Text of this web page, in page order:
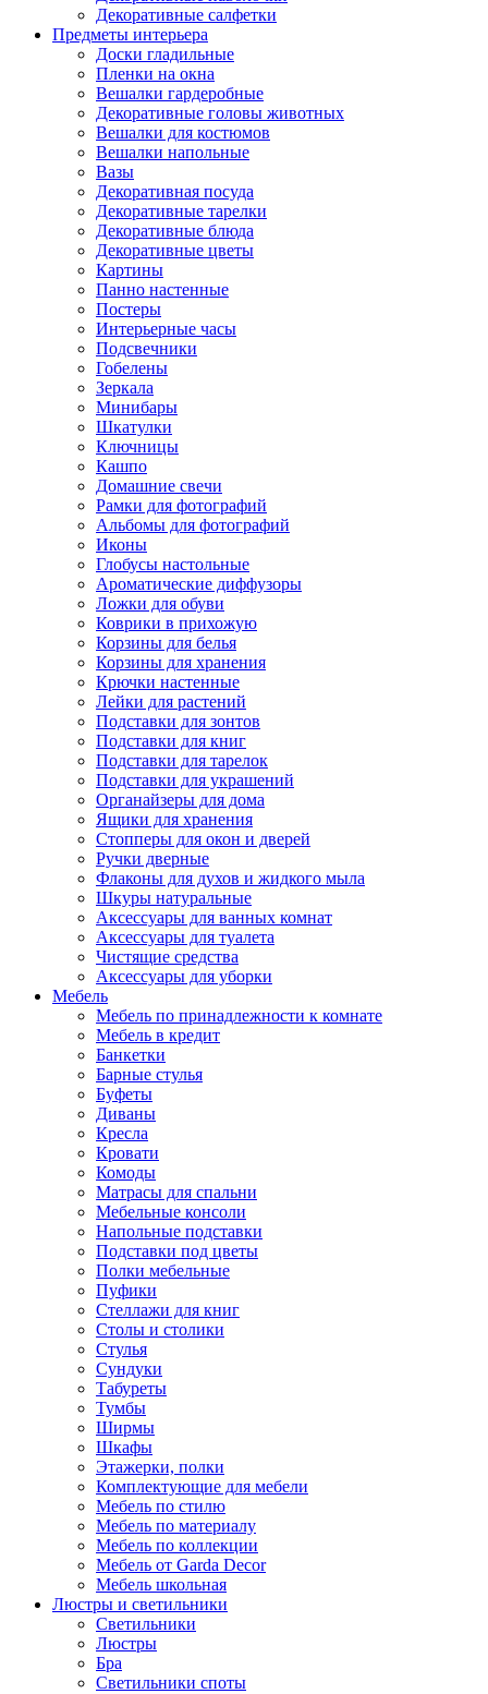
Декоративные салфетки
Предметы интерьера
Доски гладильные
Пленки на окна
Вешалки гардеробные
Декоративные головы животных
Вешалки для костюмов
Вешалки напольные
Вазы
Декоративная посуда
Декоративные тарелки
Декоративные блюда
Декоративные цветы
Картины
Панно настенные
Постеры
Интерьерные часы
Подсвечники
Гобелены
Зеркала
Минибары
Шкатулки
Ключницы
Кашпо
Домашние свечи
Рамки для фотографий
Альбомы для фотографий
Иконы
Глобусы настольные
Ароматические диффузоры
Ложки для обуви
Коврики в прихожую
Корзины для белья
Корзины для хранения
Крючки настенные
Лейки для растений
Подставки для зонтов
Подставки для книг
Подставки для тарелок
Подставки для украшений
Органайзеры для дома
Ящики для хранения
Стопперы для окон и дверей
Ручки дверные
Флаконы для духов и жидкого мыла
Шкуры натуральные
Аксессуары для ванных комнат
Аксессуары для туалета
Чистящие средства
Аксессуары для уборки
Мебель
Мебель по принадлежности к комнате
Мебель в кредит
Банкетки
Барные стулья
Буфеты
Диваны
Кресла
Кровати
Комоды
Матрасы для спальни
Мебельные консоли
Напольные подставки
Подставки под цветы
Полки мебельные
Пуфики
Стеллажи для книг
Столы и столики
Стулья
Сундуки
Табуреты
Тумбы
Ширмы
Шкафы
Этажерки, полки
Комплектующие для мебели
Мебель по стилю
Мебель по материалу
Мебель по коллекции
Мебель от Garda Decor
Мебель школьная
Люстры и светильники
Светильники
Люстры
Бра
Светильники споты